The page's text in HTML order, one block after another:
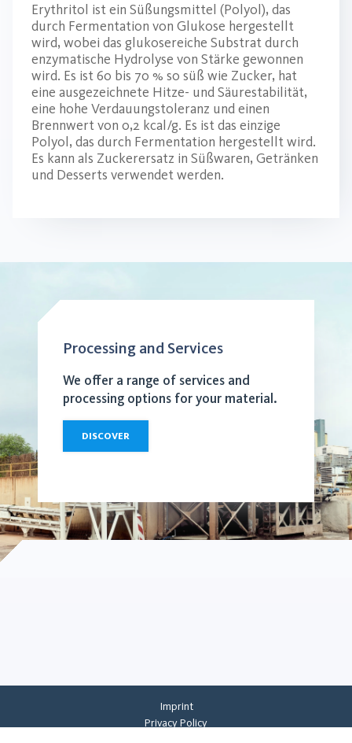
Erythritol ist ein Süßungsmittel (Polyol), das
durch Fermentation von Glukose hergestellt
wird, wobei das glukosereiche Substrat durch
enzymatische Hydrolyse von Stärke gewonnen
wird. Es ist 60 bis 70 % so süß wie Zucker, hat
eine ausgezeichnete Hitze- und Säurestabilität,
eine hohe Verdauungstoleranz und einen
Brennwert von 0,2 kcal/g. Es ist das einzige
Polyol, das durch Fermentation hergestellt wird.
Es kann als Zuckerersatz in Süßwaren, Getränken
und Desserts verwendet werden.
Processing and Services
We offer a range of services and
processing options for your material.
DISCOVER
Imprint
Privacy Policy